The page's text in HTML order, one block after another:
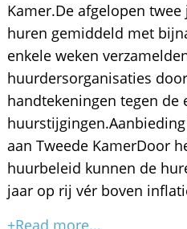
Kamer.De afgelopen
huren gemiddeld met
enkele weken
huurdersorganisaties
handtekeningen tegen de
aan Tweede KamerDoor
huurbeleid kunnen de
jaar op rij vér boven
+Read more...